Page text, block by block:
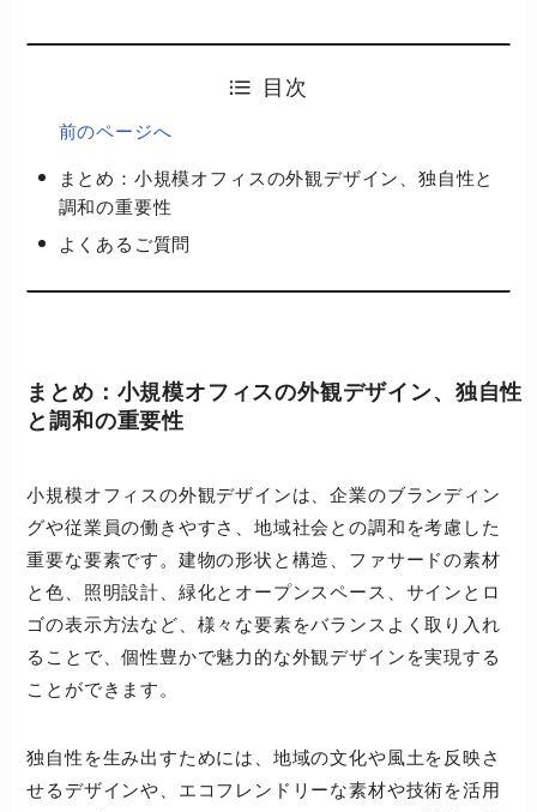
目次
前のページへ
まとめ：小規模オフィスの外観デザイン、独自性と
調和の重要性
よくあるご質問
まとめ：小規模オフィスの外観デザイン、独自性
と調和の重要性
小規模オフィスの外観デザインは、企業のブランディン
グや従業員の働きやすさ、地域社会との調和を考慮した
重要な要素です。建物の形状と構造、ファサードの素材
と色、照明設計、緑化とオープンスペース、サインとロ
ゴの表示方法など、様々な要素をバランスよく取り入れ
ることで、個性豊かで魅力的な外観デザインを実現する
ことができます。
独自性を生み出すためには、地域の文化や風土を反映さ
せるデザインや、エコフレンドリーな素材や技術を活用